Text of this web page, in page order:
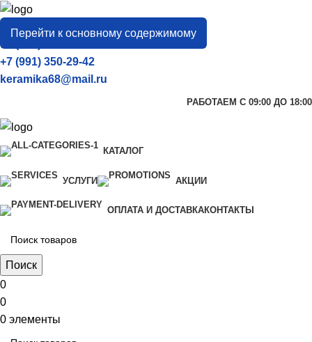
Перейти к основному содержимому
город
Тамбов
+7 (906) 657-33-54
+7 (991) 350-29-42
keramika68@mail.ru
РАБОТАЕМ С 09:00 ДО 18:00
КАТАЛОГ
УСЛУГИ АКЦИИ
ОПЛАТА И ДОСТАВКАКОНТАКТЫ
Поиск
0
0
0 элементы